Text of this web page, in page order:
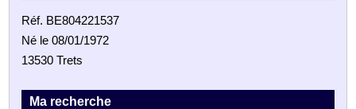
Réf. BE804221537
Né le 08/01/1972
13530 Trets
Ma recherche